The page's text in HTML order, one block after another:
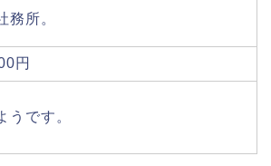
務所。
円
うです。